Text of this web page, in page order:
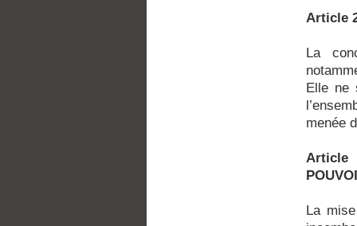
Article
La
Elle ne
menée
Article
La